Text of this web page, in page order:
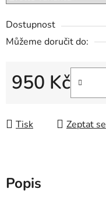
Dostupnost
Můžeme doručit do:
950 Kč
Tisk Zeptat se
Popis